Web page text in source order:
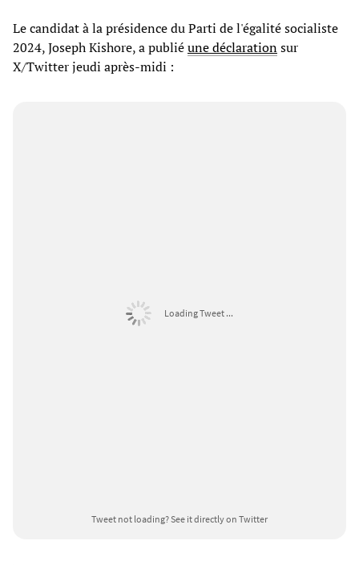
Le candidat à la présidence du Parti de l'égalité socialiste
2024, Joseph Kishore, a publiéune déclarationsur
X/Twitter jeudi après-midi :
Loading Tweet ...
Tweet not loading?See it directly on Twitter